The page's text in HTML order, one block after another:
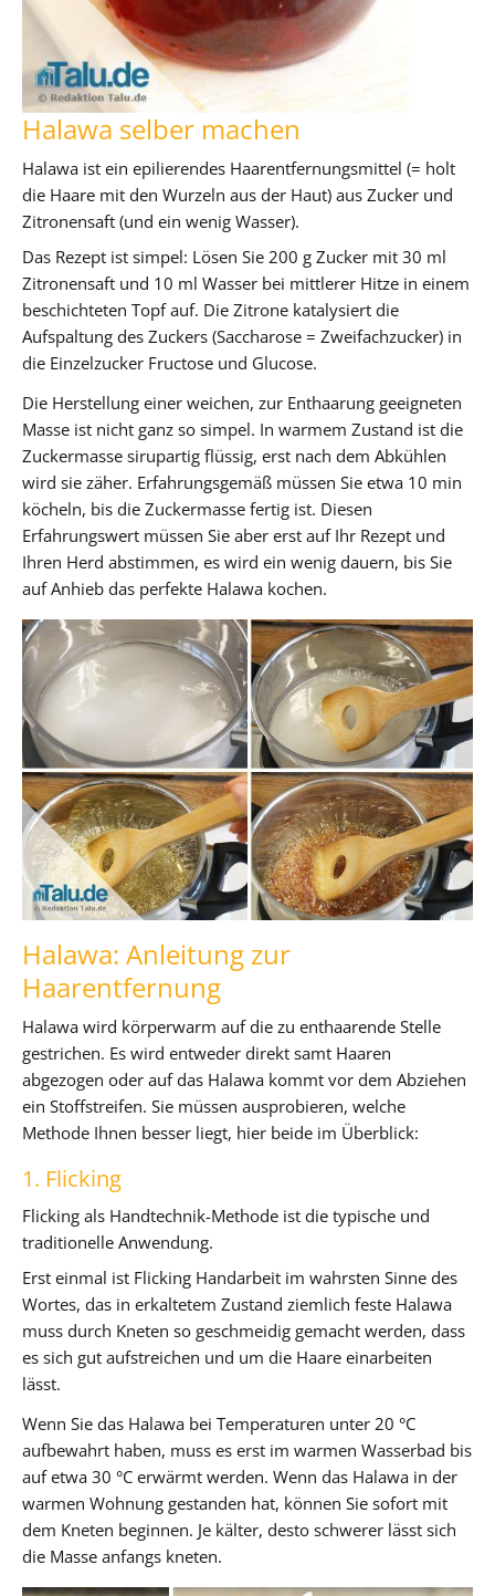
Halawa selber machen
Halawa ist ein epilierendes Haarentfernungsmittel (= holt
die Haare mit den Wurzeln aus der Haut) aus Zucker und
Zitronensaft (und ein wenig Wasser).
Das Rezept ist simpel: Lösen Sie 200 g Zucker mit 30 ml
Zitronensaft und 10 ml Wasser bei mittlerer Hitze in einem
beschichteten Topf auf. Die Zitrone katalysiert die
Aufspaltung des Zuckers (Saccharose = Zweifachzucker) in
die Einzelzucker Fructose und Glucose.
Die Herstellung einer weichen, zur Enthaarung geeigneten
Masse ist nicht ganz so simpel. In warmem Zustand ist die
Zuckermasse sirupartig flüssig, erst nach dem Abkühlen
wird sie zäher. Erfahrungsgemäß müssen Sie etwa 10 min
köcheln, bis die Zuckermasse fertig ist. Diesen
Erfahrungswert müssen Sie aber erst auf Ihr Rezept und
Ihren Herd abstimmen, es wird ein wenig dauern, bis Sie
auf Anhieb das perfekte Halawa kochen.
Halawa: Anleitung zur
Haarentfernung
Halawa wird körperwarm auf die zu enthaarende Stelle
gestrichen. Es wird entweder direkt samt Haaren
abgezogen oder auf das Halawa kommt vor dem Abziehen
ein Stoffstreifen. Sie müssen ausprobieren, welche
Methode Ihnen besser liegt, hier beide im Überblick:
1. Flicking
Flicking als Handtechnik-Methode ist die typische und
traditionelle Anwendung.
Erst einmal ist Flicking Handarbeit im wahrsten Sinne des
Wortes, das in erkaltetem Zustand ziemlich feste Halawa
muss durch Kneten so geschmeidig gemacht werden, dass
es sich gut aufstreichen und um die Haare einarbeiten
lässt.
Wenn Sie das Halawa bei Temperaturen unter 20 °C
aufbewahrt haben, muss es erst im warmen Wasserbad bis
auf etwa 30 °C erwärmt werden. Wenn das Halawa in der
warmen Wohnung gestanden hat, können Sie sofort mit
dem Kneten beginnen. Je kälter, desto schwerer lässt sich
die Masse anfangs kneten.